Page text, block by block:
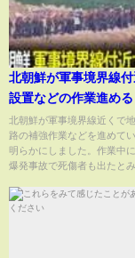
北朝鮮が軍事境界線
設置などの作業進め
作業中とみられる北
が侵入 韓国軍「内部
化が目的」｜TBS
北朝鮮が軍事境界線近くで
路の補強作業などを進めて
明らかにしました。作業中
爆発事故で死傷者も出たとみ